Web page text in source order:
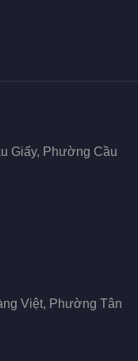
Giấy, Phường Cầu
Việt, Phường Tân